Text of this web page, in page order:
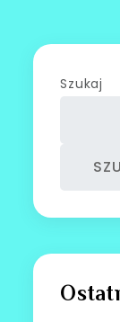
Szukaj